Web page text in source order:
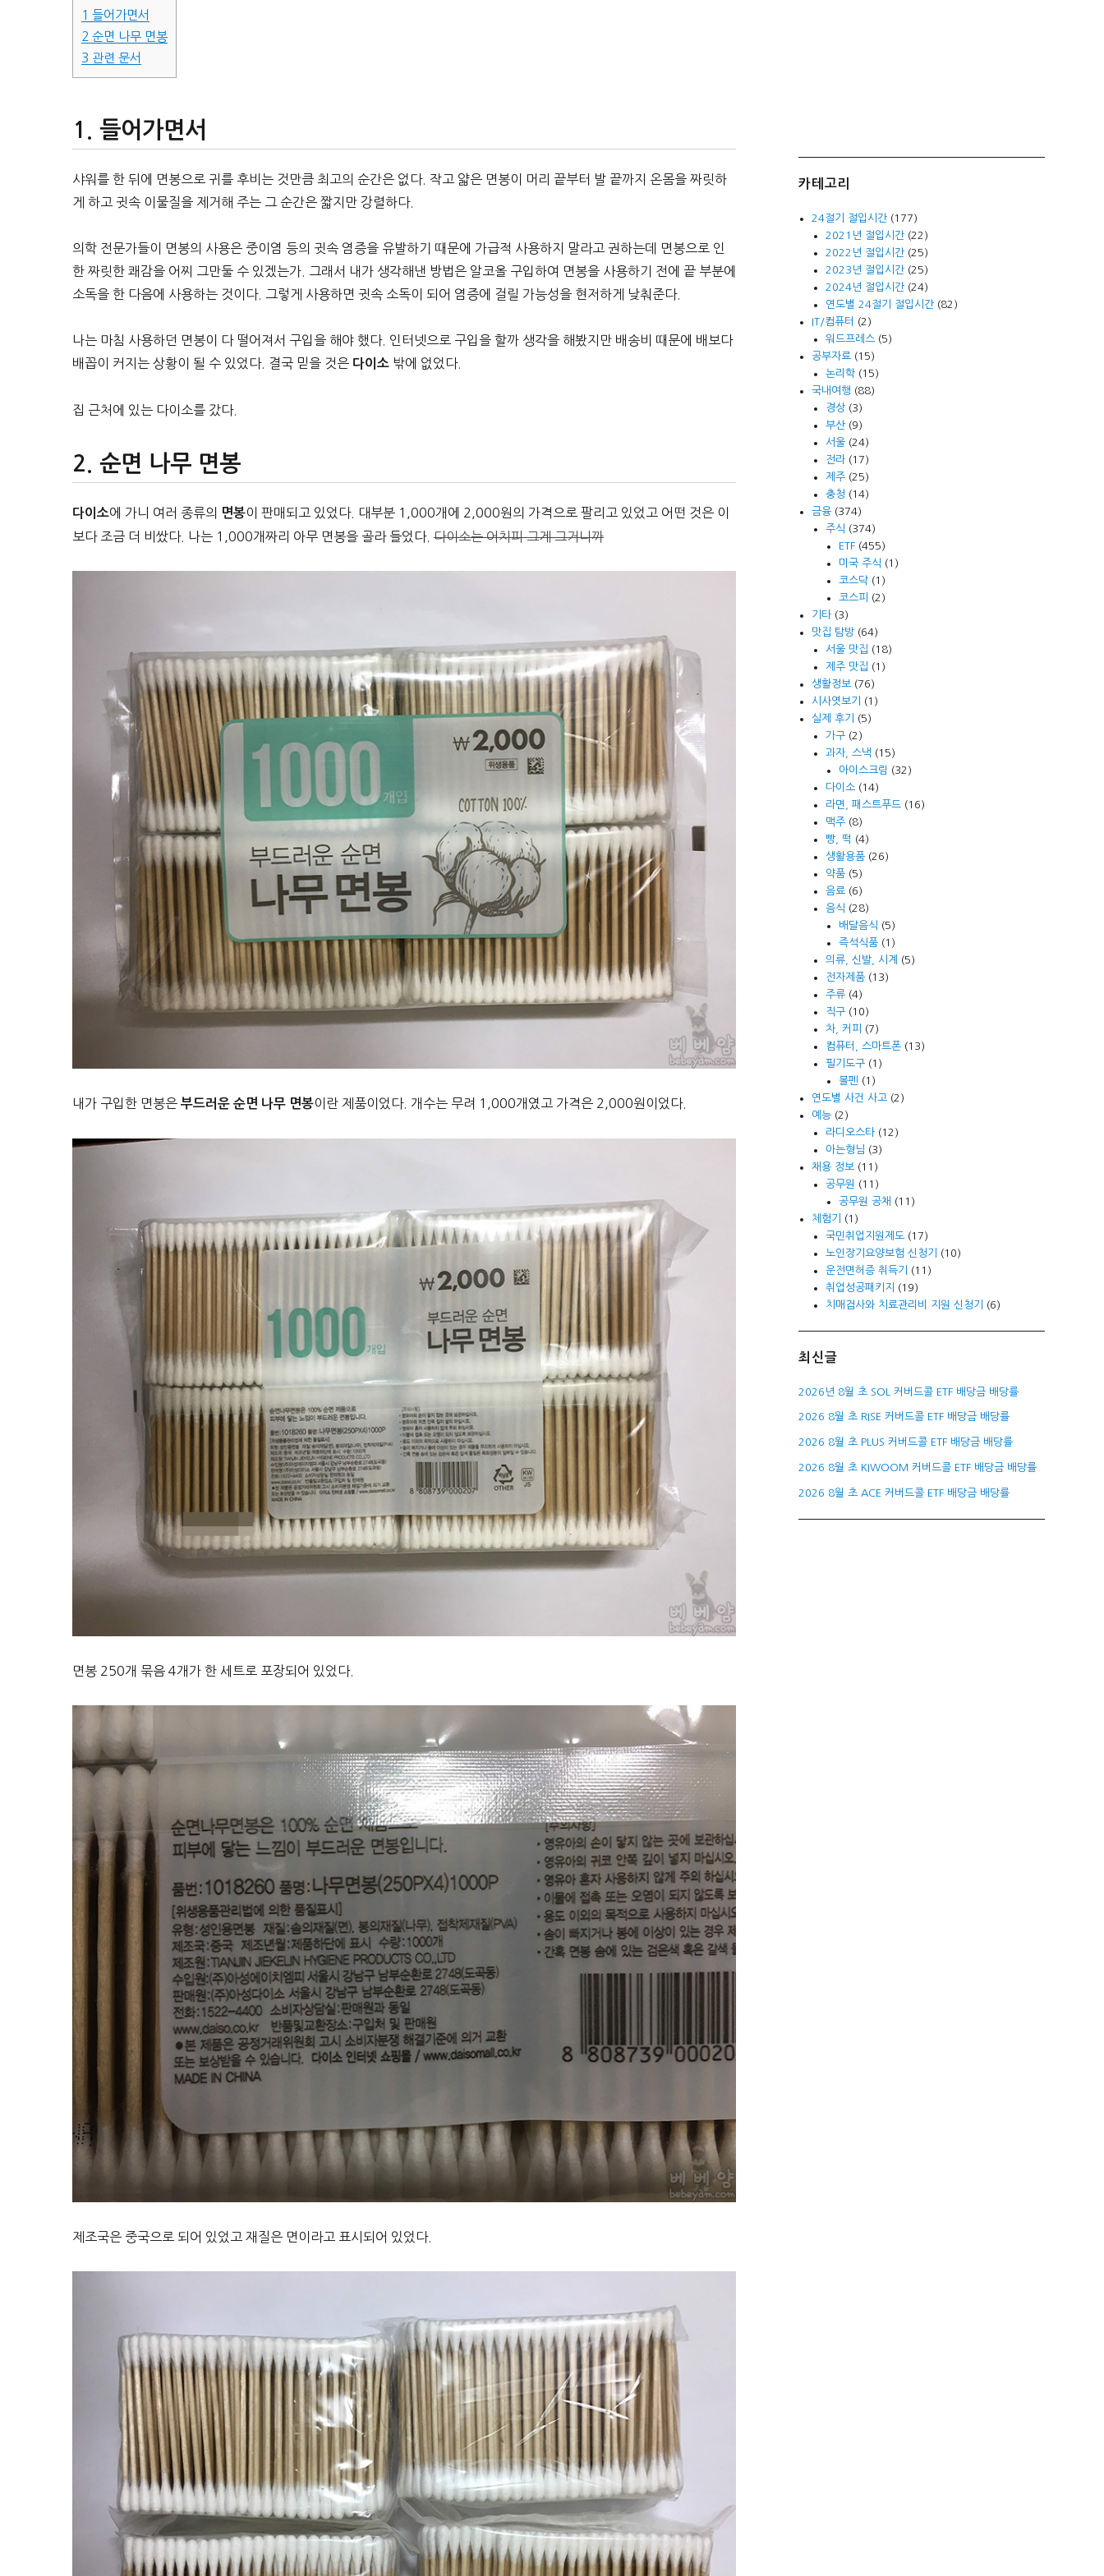
1 들어가면서
2 순면 나무 면봉
3 관련 문서
들어가면서
샤워를 한 뒤에 면봉으로 귀를 후비는 것만큼 최고의 순간은 없다. 작고 얇은 면봉이 머리 끝부터 발 끝까지 온몸을 짜릿하
게 하고 귓속 이물질을 제거해 주는 그 순간은 짧지만 강렬하다.
의학 전문가들이 면봉의 사용은 중이염 등의 귓속 염증을 유발하기 때문에 가급적 사용하지 말라고 권하는데 면봉으로 인
한 짜릿한 쾌감을 어찌 그만둘 수 있겠는가. 그래서 내가 생각해낸 방법은 알코올 구입하여 면봉을 사용하기 전에 끝 부분에
소독을 한 다음에 사용하는 것이다. 그렇게 사용하면 귓속 소독이 되어 염증에 걸릴 가능성을 현저하게 낮춰준다.
나는 마침 사용하던 면봉이 다 떨어져서 구입을 해야 했다. 인터넷으로 구입을 할까 생각을 해봤지만 배송비 때문에 배보다
배꼽이 커지는 상황이 될 수 있었다. 결국 믿을 것은 다이소 밖에 없었다.
집 근처에 있는 다이소를 갔다.
순면 나무 면봉
다이소에 가니 여러 종류의 면봉이 판매되고 있었다. 대부분 1,000개에 2,000원의 가격으로 팔리고 있었고 어떤 것은 이
보다 조금 더 비쌌다. 나는 1,000개짜리 아무 면봉을 골라 들었다. 다이소는 어치피 그게 그거니까
내가 구입한 면봉은 부드러운 순면 나무 면봉이란 제품이었다. 개수는 무려 1,000개였고 가격은 2,000원이었다.
면봉 250개 묶음 4개가 한 세트로 포장되어 있었다.
제조국은 중국으로 되어 있었고 재질은 면이라고 표시되어 있었다.
카테고리
24절기 절입시간 (177)
2021년 절입시간(22)
2022년 절입시간(25)
2023년 절입시간(25)
2024년 절입시간(24)
연도별 24절기 절입시간(82)
IT/컴퓨터
(2)
워드프레스(5)
공부자료 (15)
논리학(15)
국내여행 (88)
경상(3)
부산(9)
서울(24)
전라(17)
제주(25)
충청 (14)
금융 (374)
주식 (374)
ETF(455)
미국 주식 (1)
코스닥(1)
코스피
(2)
기타 (3)
맛집 탐방 (64)
서울 맛집 (18)
제주 맛집 (1)
생활정보 (76)
시사엿보기
(1)
실제 후기
(5)
가구(2)
과자, 스낵 (15)
아이스크림 (32)
다이소(14)
라면, 패스트푸드(16)
맥주(8)
빵, 떡 (4)
생활용품(26)
약품(5)
음료(6)
음식 (28)
배달음식 (5)
즉석식품(1)
의류, 신발, 시계
(5)
전자제품(13)
주류(4)
직구(10)
차, 커피
(7)
컴퓨터, 스마트폰(13)
필기도구(1)
볼펜 (1)
연도별 사건 사고 (2)
예능 (2)
라디오스타(12)
아는형님 (3)
채용 정보 (11)
공무원
(11)
공무원 공채 (11)
체험기
(1)
국민취업지원제도(17)
노인장기요양보험 신청기
(10)
운전면허증 취득기
(11)
취업성공패키지
(19)
치매검사와 치료관리비 지원 신청기
(6)
최신글
2026년 8월 초 SOL 커버드콜 ETF 배당금 배당률
2026 8월 초 RISE 커버드콜 ETF 배당금 배당률
2026 8월 초 PLUS 커버드콜 ETF 배당금 배당률
2026 8월 초 KIWOOM 커버드콜 ETF 배당금 배당률
2026 8월 초 ACE 커버드콜 ETF 배당금 배당률